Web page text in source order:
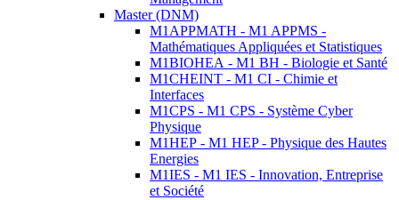
Master (DNM)
M1APPMATH - M1 APPMS -
Mathématiques Appliquées et Statistiques
M1BIOHEA - M1 BH - Biologie et Santé
M1CHEINT - M1 CI - Chimie et
Interfaces
M1CPS - M1 CPS - Système Cyber
Physique
M1HEP - M1 HEP - Physique des Hautes
Energies
M1IES - M1 IES - Innovation, Entreprise
et Société